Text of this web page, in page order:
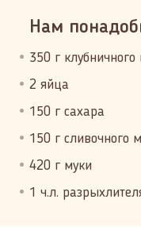
Нам
350 г клубничного
2 яйца
150 г сахара
150 г сливочного
420 г муки
1 ч.л.